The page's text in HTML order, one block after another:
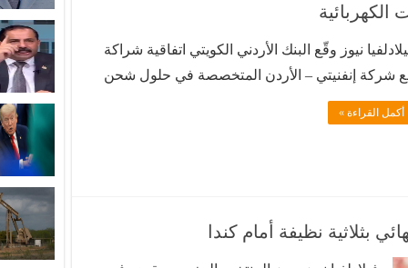
نيوز وقّع البنك الأردني الكويتي اتفاقية شراكة
شركة إنفنيتي – الأردن المتخصصة في حلول شحن
الكهربائية، لإتاحة خدمة الدفع عبر منصة
أكمل القراءة »
بثلاثية نظيفة أمام كندا